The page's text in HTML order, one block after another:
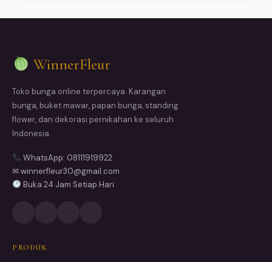
WinnerFleur
Toko bunga online terpercaya. Karangan
bunga, buket mawar, papan bunga, standing
flower, dan dekorasi pernikahan ke seluruh
Indonesia.
WhatsApp: 08111919922
✉ winnerfleur30@gmail.com
Buka 24 Jam Setiap Hari
PRODUK